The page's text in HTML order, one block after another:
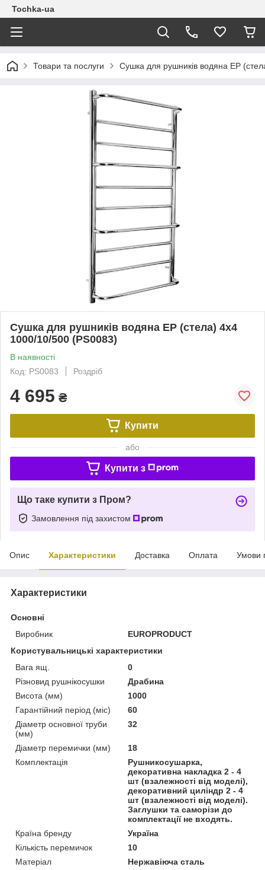
Tochka-ua
Товари та послуги Сушка для рушників водяна EP
Сушка для рушників водяна EP (стела) 4х4
1000/10/500 (PS0083)
В наявності
Код: PS0083
Роздріб
4 695 ₴
Купити
або
Купити з
Що таке купити з Пром?
Замовлення під захистом
Опис Характеристики Доставка Оплата Умови
Характеристики
Основні
Виробник
EUROPRODUCT
Користувальницькі характеристики
Вага ящ.
0
Різновид рушнікосушки
Драбина
Висота (мм)
1000
Гарантійний період (міс)
60
Діаметр основної труби
(мм)
32
Діаметр перемички (мм)
18
Комплектація
Рушникосушарка,
декоративна накладка 2 - 4
шт (взалежності від моделі),
декоративний циліндр 2 - 4
шт (взалежності від моделі).
Заглушки та саморізи до
комплектації не входять.
Країна бренду
Україна
Кількість перемичок
10
Матеріал
Нержавіюча сталь